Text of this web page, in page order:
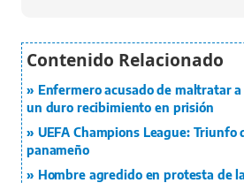
Enfermero acusado de maltratar
un duro recibimiento en prisión
UEFA Champions League: Triunfo
panameño
Hombre agredido en protesta de